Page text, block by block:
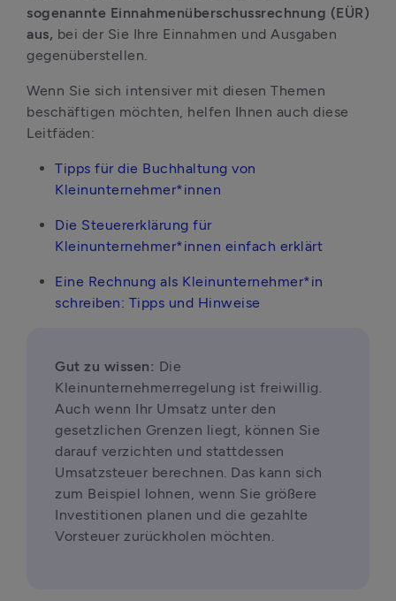
sogenannte Einnahmenüberschussrechnung (EÜR)
aus, bei der Sie Ihre Einnahmen und Ausgaben
gegenüberstellen.
Wenn Sie sich intensiver mit diesen Themen
beschäftigen möchten, helfen Ihnen auch diese
Leitfäden:
Tipps für die Buchhaltung von
Kleinunternehmer*innen
Die Steuererklärung für
Kleinunternehmer*innen einfach erklärt
Eine Rechnung als Kleinunternehmer*in
schreiben: Tipps und Hinweise
Gut zu wissen: Die
Kleinunternehmerregelung ist freiwillig.
Auch wenn Ihr Umsatz unter den
gesetzlichen Grenzen liegt, können Sie
darauf verzichten und stattdessen
Umsatzsteuer berechnen. Das kann sich
zum Beispiel lohnen, wenn Sie größere
Investitionen planen und die gezahlte
Vorsteuer zurückholen möchten.